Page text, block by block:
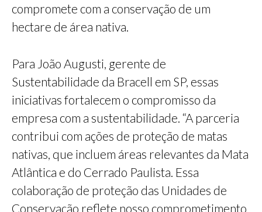
compromete com a conservação de um
hectare de área nativa.
Para João Augusti, gerente de
Sustentabilidade da Bracell em SP, essas
iniciativas fortalecem o compromisso da
empresa com a sustentabilidade. “A parceria
contribui com ações de proteção de matas
nativas, que incluem áreas relevantes da Mata
Atlântica e do Cerrado Paulista. Essa
colaboração de proteção das Unidades de
Conservação reflete nosso comprometimento